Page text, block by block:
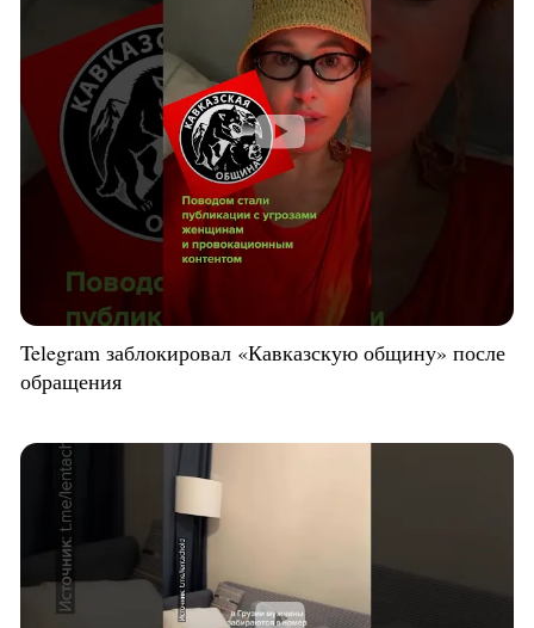
Telegram заблокировал «Кавказскую общину» после
обращения